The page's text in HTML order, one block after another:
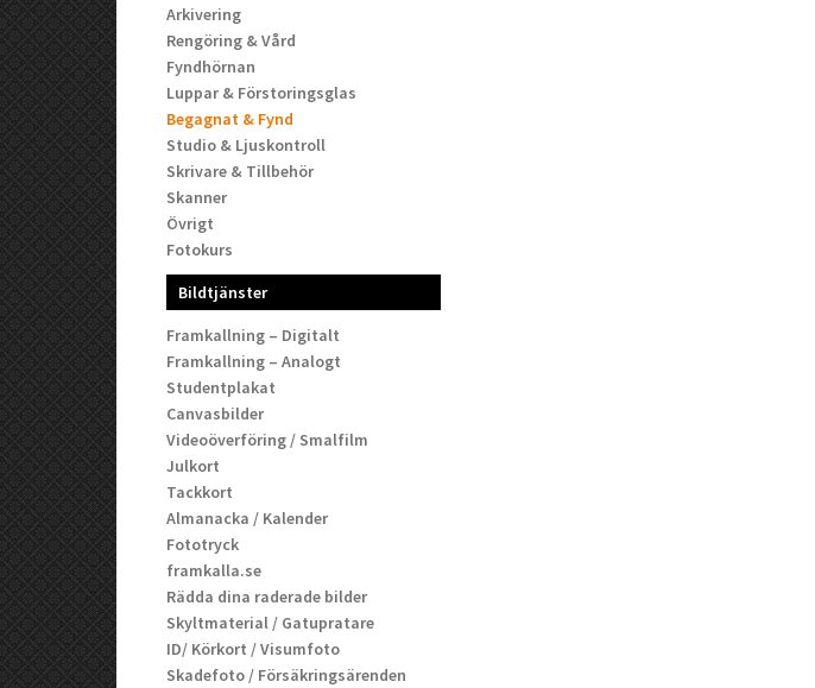
Arkivering
Rengöring & Vård
Fyndhörnan
Luppar & Förstoringsglas
Begagnat & Fynd
Studio & Ljuskontroll
Skrivare & Tillbehör
Skanner
Övrigt
Fotokurs
Bildtjänster
Framkallning – Digitalt
Framkallning – Analogt
Studentplakat
Canvasbilder
Videoöverföring / Smalfilm
Julkort
Tackkort
Almanacka / Kalender
Fototryck
framkalla.se
Rädda dina raderade bilder
Skyltmaterial / Gatupratare
ID/ Körkort / Visumfoto
Skadefoto / Försäkringsärenden